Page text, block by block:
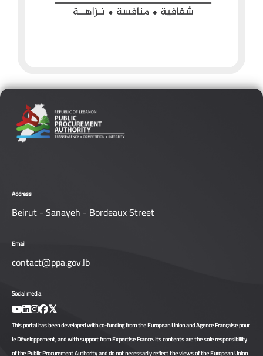
Address
Beirut - Sanayeh - Bordeaux Street
Email
contact@ppa.gov.lb
Social media
This portal has been developed with co-funding from the European Union and Agence Française pour
le Développement, and with support from Expertise France. Its contents are the sole responsibility
of the Public Procurement Authority and do not necessarily reflect the views of the European Union